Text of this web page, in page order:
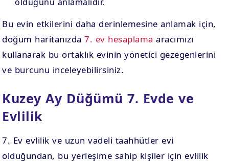
Bu evin etkilerini daha derinlemesine anlamak için,
doğum haritanızda7. ev hesaplama aracımızı
kullanarak bu ortaklık evinin yönetici gezegenlerini
ve burcunu inceleyebilirsiniz.
Kuzey Ay Düğümü 7. Evde ve
Evlilik
7. Ev evlilik ve uzun vadeli taahhütler evi
olduğundan, bu yerleşime sahip kişiler için evlilik